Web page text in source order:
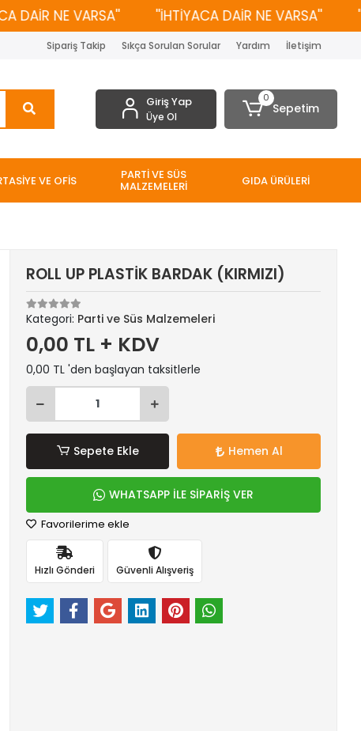
NE VARSA'' ''İHTİYACA DAİR NE VARSA''
Sipariş Takip Sıkça Sorulan Sorular Yardım İletişim
Giriş Yap
Üye Ol
0
Sepetim
VE OFİS PARTİ VE SÜS
MALZEMELERİ GIDA ÜRÜLERİ
ROLL UP PLASTİK BARDAK (KIRMIZI)
Kategori: Parti ve Süs Malzemeleri
0,00 TL + KDV
0,00 TL 'den başlayan taksitlerle
Sepete Ekle Hemen Al
WHATSAPP İLE SİPARİŞ VER
Favorilerime ekle
Hızlı Gönderi Güvenli Alışveriş